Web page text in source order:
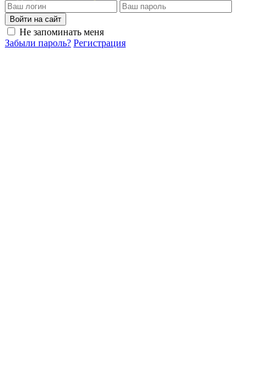
Войти на сайт
Не запоминать меня
Забыли пароль? Регистрация